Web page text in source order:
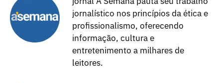
jornalístico nos princípios da ética e
profissionalismo, oferecendo
informação, cultura e
entretenimento a milhares de
leitores.